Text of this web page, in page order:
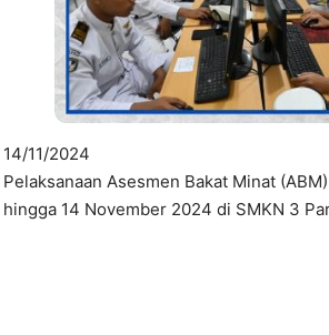
14/11/2024
Pelaksanaan Asesmen Bakat Minat
hingga 14 November 2024 di SMKN 3